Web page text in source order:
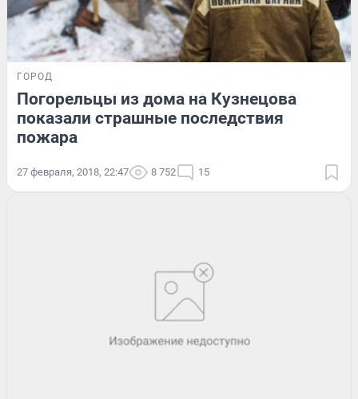
ГОРОД
Погорельцы из дома на Кузнецова
показали страшные последствия
пожара
27 февраля, 2018, 22:47 8 752 15